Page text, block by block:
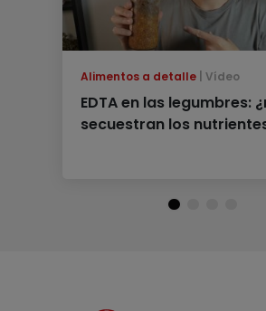
Alimentos a detalle Vídeo
EDTA en las legumbres:
secuestran los